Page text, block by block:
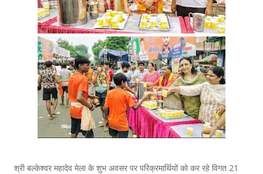
श्री बल्केश्वर महादेव मेला के शुभ अवसर पर परिक्रमार्थियों को कर रहे विगत 21